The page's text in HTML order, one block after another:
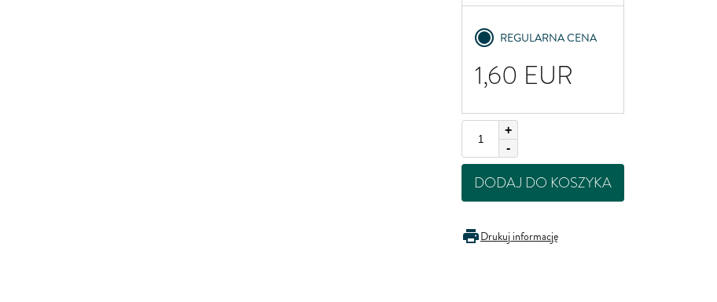
REGULARNA CENA
1,60 EUR
+
-
DODAJ DO KOSZYKA
Drukuj informację